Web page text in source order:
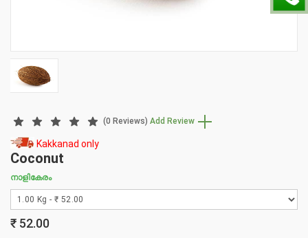
(0 Reviews) Add Review
Kakkanad only
Coconut
നാളികേരം
₹ 52.00